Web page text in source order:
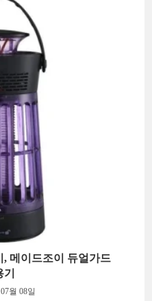
, 메이드조이 듀얼가드
월 08일